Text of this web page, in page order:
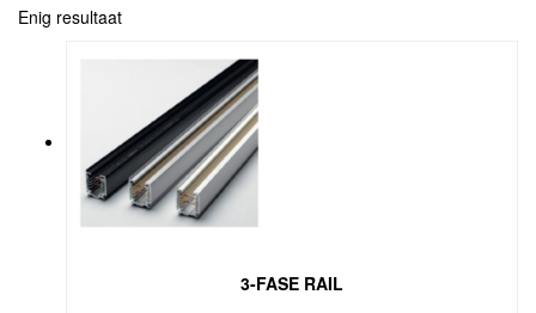
Enig resultaat
3-FASE RAIL